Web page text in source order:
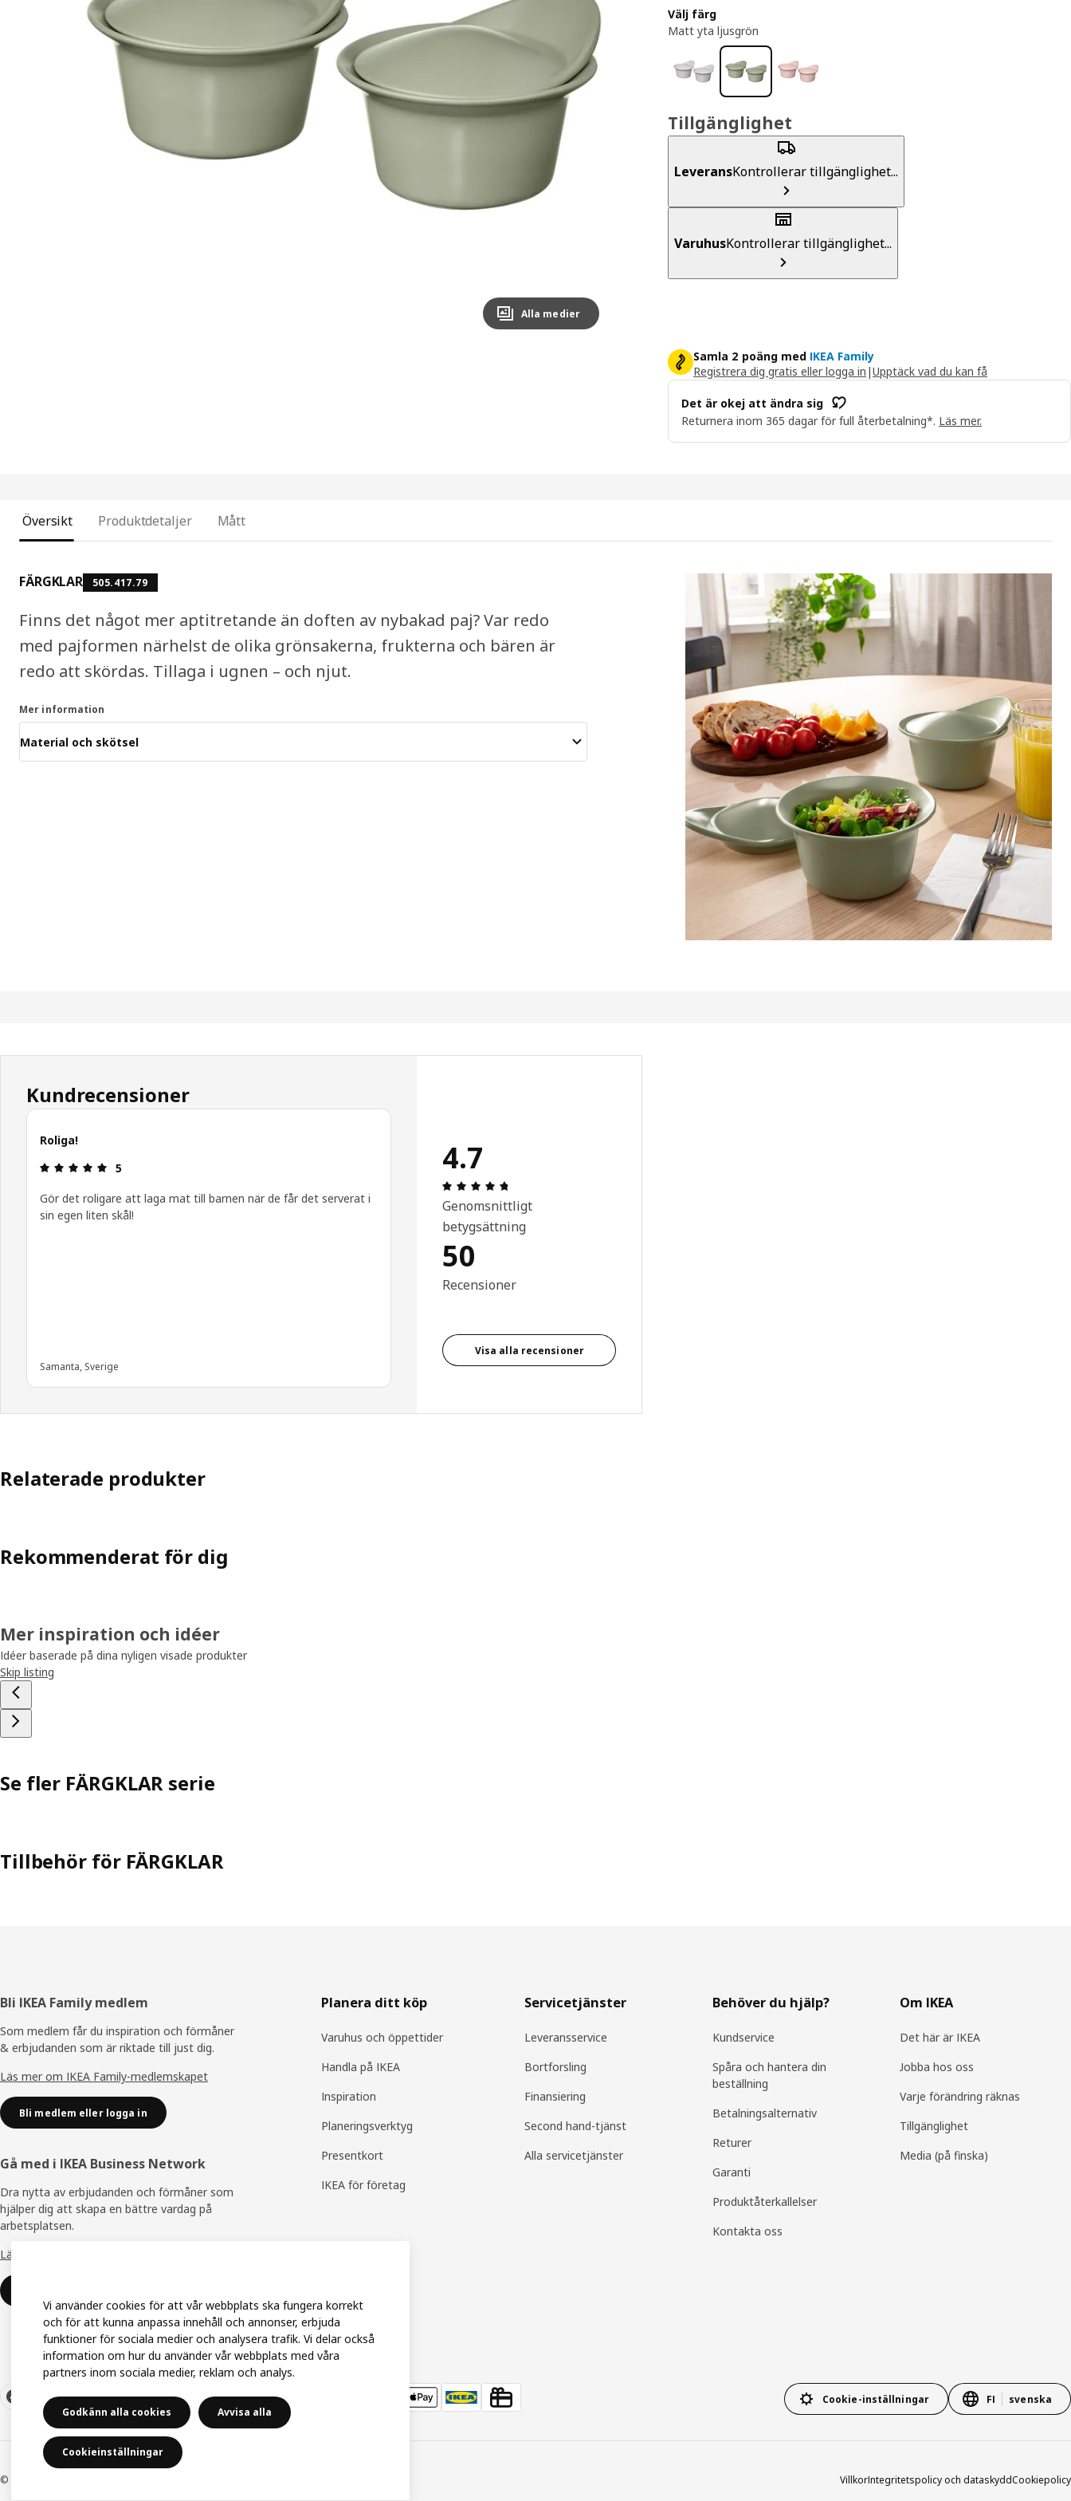
Image zoomed out, normal view
Alla medier
Välj färg
Matt yta ljusgrön
Tillgänglighet
LeveransKontrollerar tillgänglighet...
VaruhusKontrollerar tillgänglighet...
Samla 2 poäng med IKEA Family
Registrera dig gratis eller logga in |Upptäck vad du kan få
Det är okej att ändra sig
Returnera inom 365 dagar för full återbetalning*. Läs mer.
Översikt Produktdetaljer Mått
FÄRGKLAR 505.417.79
Finns det något mer aptitretande än doften av nybakad paj? Var redo
med pajformen närhelst de olika grönsakerna, frukterna och bären är
redo att skördas. Tillaga i ugnen – och njut.
Mer information
Material och skötsel
Kundrecensioner
Roliga!
Recension: 5 / 5 stjärnor.
5
Gör det roligare att laga mat till barnen när de får det serverat i
sin egen liten skål!
Samanta, Sverige
4.7
Genomsnittligt
betygsättning
50
Recensioner
Visa alla recensioner
Relaterade produkter
Rekommenderat för dig
Mer inspiration och idéer
Idéer baserade på dina nyligen visade produkter
Skip listing
Se fler FÄRGKLAR serie
Tillbehör för FÄRGKLAR
Sidfot
Bli IKEA Family medlem
Som medlem får du inspiration och förmåner
& erbjudanden som är riktade till just dig.
Läs mer om IKEA Family-medlemskapet
Bli medlem eller logga in
Gå med i IKEA Business Network
Dra nytta av erbjudanden och förmåner som
hjälper dig att skapa en bättre vardag på
arbetsplatsen.
Läs mer om IKEA Business Network
Planera ditt köp
Varuhus och öppettider
Handla på IKEA
Inspiration
Planeringsverktyg
Presentkort
IKEA för företag
Servicetjänster
Leveransservice
Bortforsling
Finansiering
Second hand-tjänst
Alla servicetjänster
Behöver du hjälp?
Kundservice
Spåra och hantera din
beställning
Betalningsalternativ
Returer
Garanti
Produktåterkallelser
Kontakta oss
Om IKEA
Det här är IKEA
Jobba hos oss
Varje förändring räknas
Tillgänglighet
Media (på finska)
Cookie-inställningar FI svenska
© Inter IKEA Systems B.V. 1999-2026 VillkorIntegritetspolicy och dataskyddCookiepolicy
Vi använder cookies för att vår webbplats ska fungera korrekt
och för att kunna anpassa innehåll och annonser, erbjuda
funktioner för sociala medier och analysera trafik. Vi delar också
information om hur du använder vår webbplats med våra
partners inom sociala medier, reklam och analys.
Godkänn alla cookies Avvisa alla
Cookieinställningar